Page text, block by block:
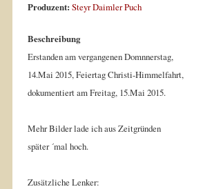
Produzent: Steyr Daimler Puch
Beschreibung
Erstanden am vergangenen Domnnerstag,
14.Mai 2015, Feiertag Christi-Himmelfahrt,
dokumentiert am Freitag, 15.Mai 2015.
Mehr Bilder lade ich aus Zeitgründen
später ´mal hoch.
Zusätzliche Lenker: